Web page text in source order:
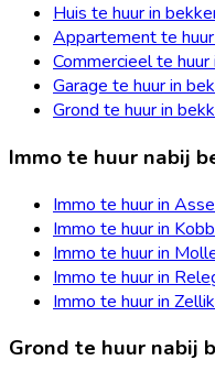
Huis te huur in
Appartement te
Commercieel te
Garage te huur in
Grond te huur in
Immo te huur nabij
Immo te huur in
Immo te huur in
Immo te huur in
Immo te huur in
Immo te huur in
Grond te huur nabij